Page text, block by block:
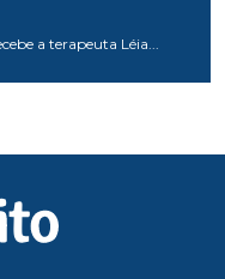
a terapeuta Léia...